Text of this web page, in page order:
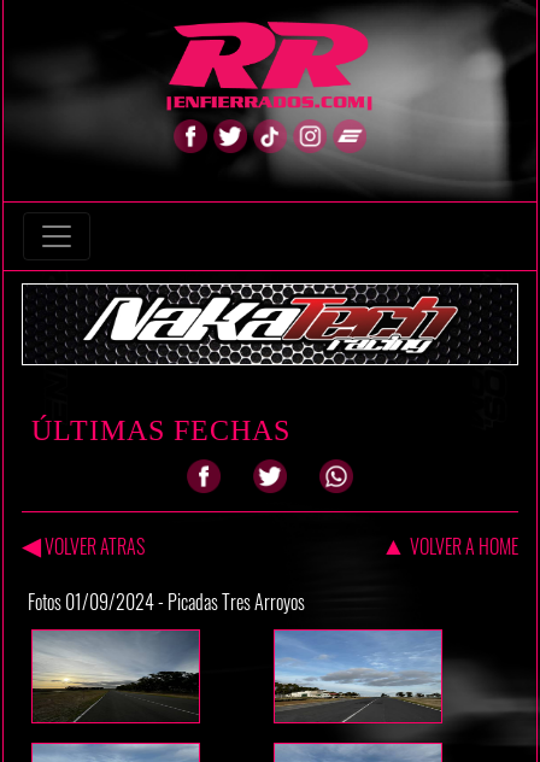
ÚLTIMAS FECHAS
◀VOLVER ATRAS ▲ VOLVER A HOME
Fotos 01/09/2024 - Picadas Tres Arroyos